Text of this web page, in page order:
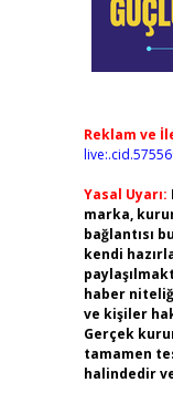
Reklam ve
Yasal Uyarı:
marka,
bağlantısı
kendi
haber
ve kişiler
Gerçek
tamamen
halindedir